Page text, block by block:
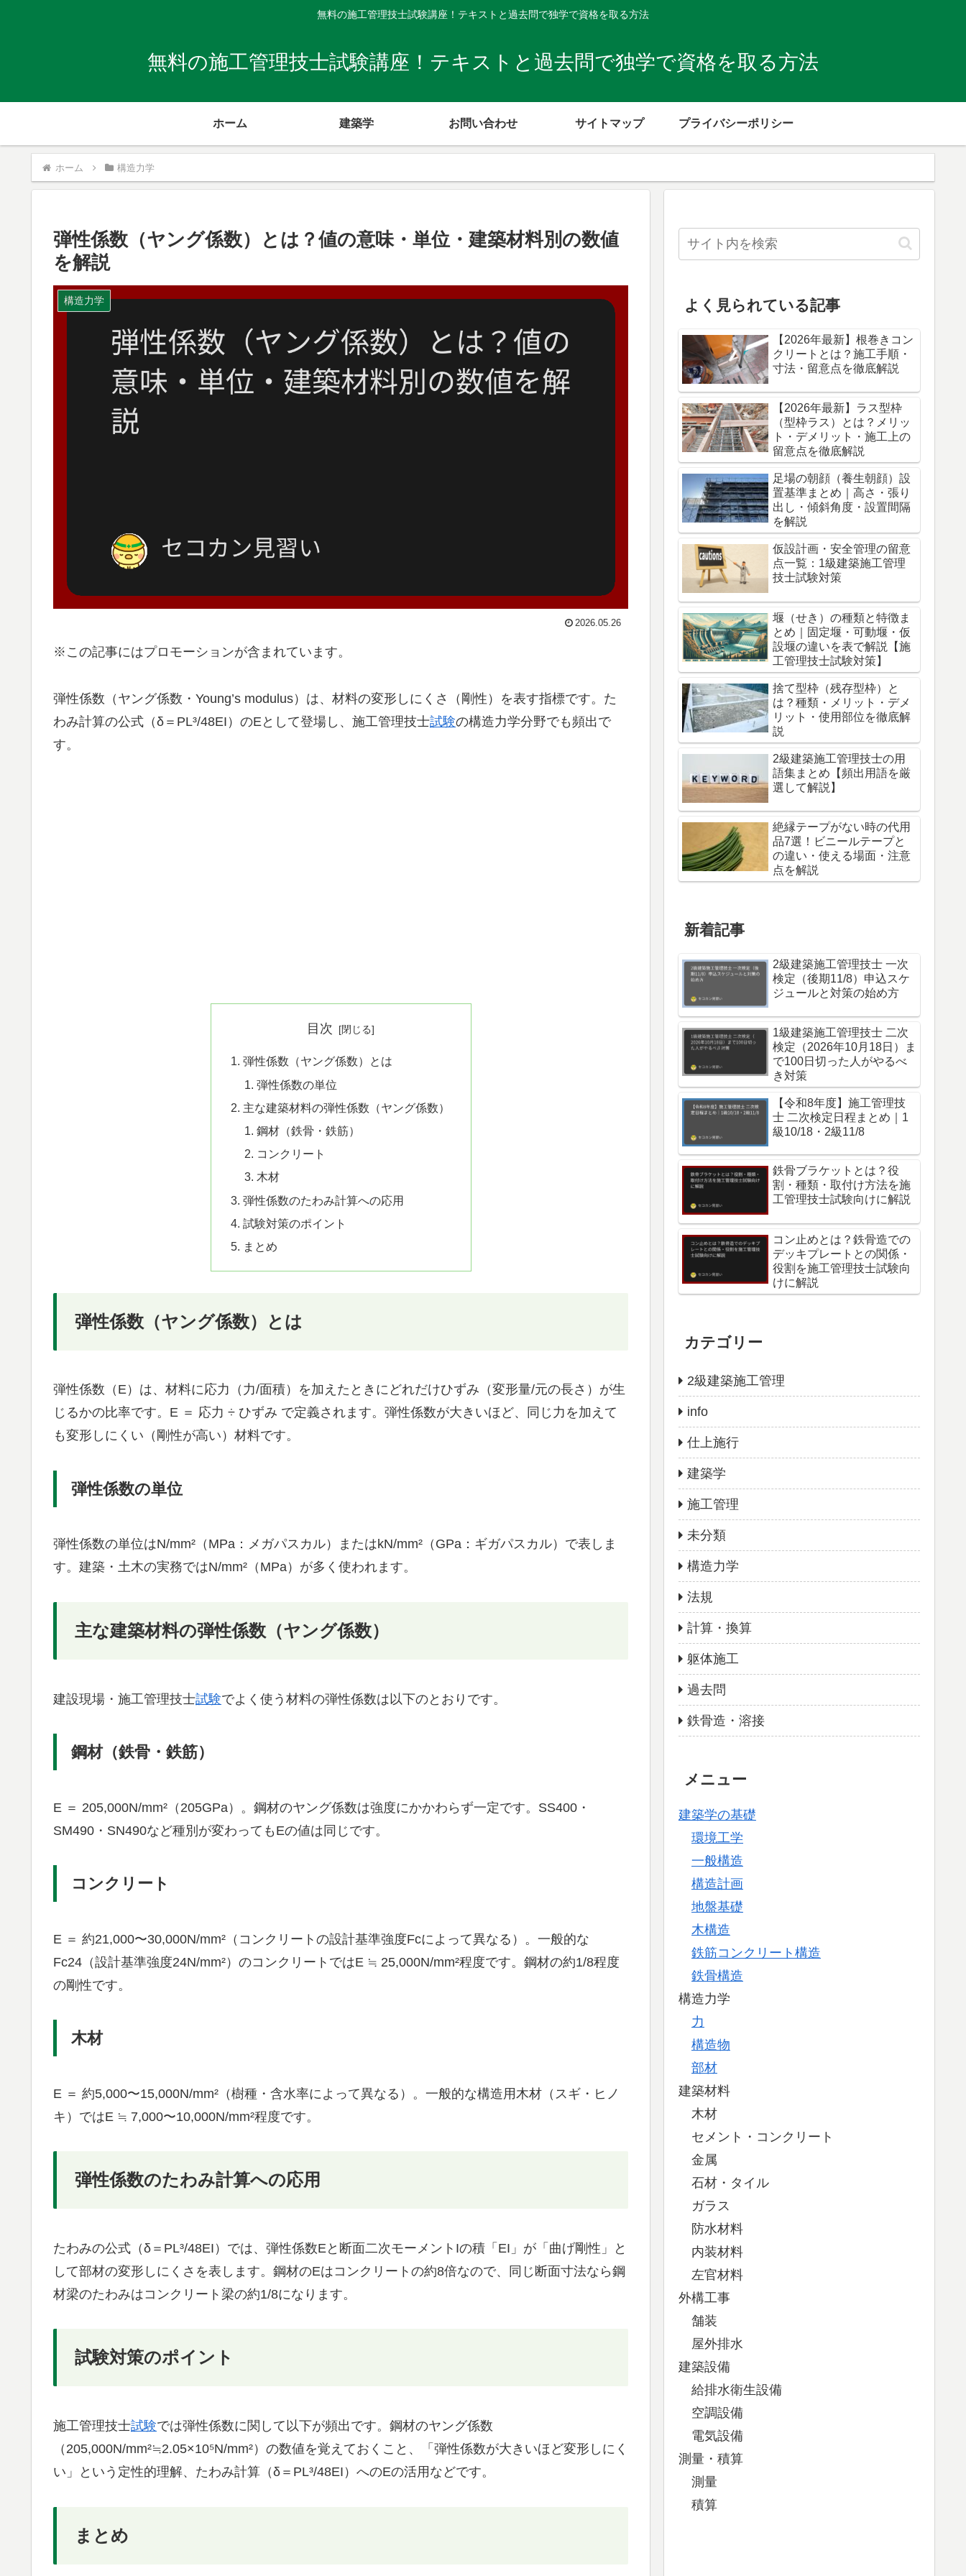
無料の施工管理技士試験講座！テキストと過去問で独学で資格を取る方法
無料の施工管理技士試験講座！テキストと過去問で独学で資格を取る方法
ホーム 建築学 お問い合わせ サイトマップ プライバシーポリシー
ホーム 構造力学
弾性係数（ヤング係数）とは？値の意味・単位・建築材料別の数値
を解説
構造力学
2026.05.26
※この記事にはプロモーションが含まれています。
弾性係数（ヤング係数・Young’s modulus）は、材料の変形しにくさ（剛性）を表す指標です。た
わみ計算の公式（δ＝PL³/48EI）のEとして登場し、施工管理技士試験の構造力学分野でも頻出で
す。
目次
弾性係数（ヤング係数）とは
弾性係数の単位
主な建築材料の弾性係数（ヤング係数）
鋼材（鉄骨・鉄筋）
コンクリート
木材
弾性係数のたわみ計算への応用
試験対策のポイント
まとめ
弾性係数（ヤング係数）とは
弾性係数（E）は、材料に応力（力/面積）を加えたときにどれだけひずみ（変形量/元の長さ）が生
じるかの比率です。E ＝ 応力 ÷ ひずみ で定義されます。弾性係数が大きいほど、同じ力を加えて
も変形しにくい（剛性が高い）材料です。
弾性係数の単位
弾性係数の単位はN/mm²（MPa：メガパスカル）またはkN/mm²（GPa：ギガパスカル）で表しま
す。建築・土木の実務ではN/mm²（MPa）が多く使われます。
主な建築材料の弾性係数（ヤング係数）
建設現場・施工管理技士試験でよく使う材料の弾性係数は以下のとおりです。
鋼材（鉄骨・鉄筋）
E ＝ 205,000N/mm²（205GPa）。鋼材のヤング係数は強度にかかわらず一定です。SS400・
SM490・SN490など種別が変わってもEの値は同じです。
コンクリート
E ＝ 約21,000〜30,000N/mm²（コンクリートの設計基準強度Fcによって異なる）。一般的な
Fc24（設計基準強度24N/mm²）のコンクリートではE ≒ 25,000N/mm²程度です。鋼材の約1/8程度
の剛性です。
木材
E ＝ 約5,000〜15,000N/mm²（樹種・含水率によって異なる）。一般的な構造用木材（スギ・ヒノ
キ）ではE ≒ 7,000〜10,000N/mm²程度です。
弾性係数のたわみ計算への応用
たわみの公式（δ＝PL³/48EI）では、弾性係数Eと断面二次モーメントIの積「EI」が「曲げ剛性」と
して部材の変形しにくさを表します。鋼材のEはコンクリートの約8倍なので、同じ断面寸法なら鋼
材梁のたわみはコンクリート梁の約1/8になります。
試験対策のポイント
施工管理技士試験では弾性係数に関して以下が頻出です。鋼材のヤング係数
（205,000N/mm²≒2.05×10⁵N/mm²）の数値を覚えておくこと、「弾性係数が大きいほど変形しにく
い」という定性的理解、たわみ計算（δ＝PL³/48EI）へのEの活用などです。
まとめ
よく見られている記事
【2026年最新】根巻きコン
クリートとは？施工手順・
寸法・留意点を徹底解説
【2026年最新】ラス型枠
（型枠ラス）とは？メリッ
ト・デメリット・施工上の
留意点を徹底解説
足場の朝顔（養生朝顔）設
置基準まとめ｜高さ・張り
出し・傾斜角度・設置間隔
を解説
仮設計画・安全管理の留意
点一覧：1級建築施工管理
技士試験対策
堰（せき）の種類と特徴ま
とめ｜固定堰・可動堰・仮
設堰の違いを表で解説【施
工管理技士試験対策】
捨て型枠（残存型枠）と
は？種類・メリット・デメ
リット・使用部位を徹底解
説
2級建築施工管理技士の用
語集まとめ【頻出用語を厳
選して解説】
絶縁テープがない時の代用
品7選！ビニールテープと
の違い・使える場面・注意
点を解説
新着記事
2級建築施工管理技士 一次
検定（後期11/8）申込スケ
ジュールと対策の始め方
1級建築施工管理技士 二次
検定（2026年10月18日）ま
で100日切った人がやるべ
き対策
【令和8年度】施工管理技
士 二次検定日程まとめ｜1
級10/18・2級11/8
鉄骨ブラケットとは？役
割・種類・取付け方法を施
工管理技士試験向けに解説
コン止めとは？鉄骨造での
デッキプレートとの関係・
役割を施工管理技士試験向
けに解説
カテゴリー
2級建築施工管理
info
仕上施行
建築学
施工管理
未分類
構造力学
法規
計算・換算
躯体施工
過去問
鉄骨造・溶接
メニュー
建築学の基礎
環境工学
一般構造
構造計画
地盤基礎
木構造
鉄筋コンクリート構造
鉄骨構造
構造力学
力
構造物
部材
建築材料
木材
セメント・コンクリート
金属
石材・タイル
ガラス
防水材料
内装材料
左官材料
外構工事
舗装
屋外排水
建築設備
給排水衛生設備
空調設備
電気設備
測量・積算
測量
積算